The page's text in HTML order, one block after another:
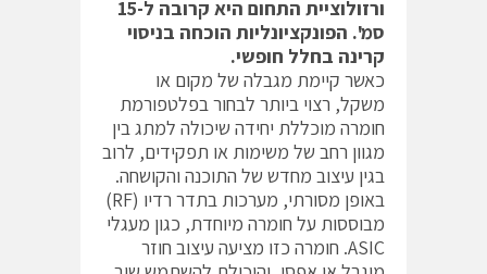
ורזולוציית התחום היא קרובה ל-15
סמ'. הפונקציונליות הוכחה בניסוי
קרינה בחלל חופשי.
כאשר קיימת מגבלה של מקום או
משקל, רצוי ביותר לבחור בפלטפורמת
חומרה מוכללת יחידה שיכולה למתג בין
מגוון רחב של משימות או תפקידים, לרוב
בגין עיצוב מחדש של התוכנה והקושחה.
באופן מסורתי, מערכות בתדר רדיו (RF)
מבוססות על חומרה מיוחדת, כגון מעגלי
ASIC. חומרה כזו מציעה עיצוב חוזר